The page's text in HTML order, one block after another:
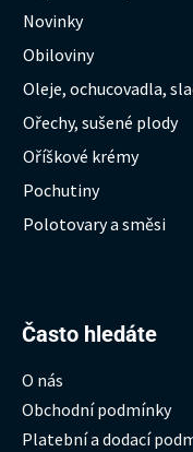
Novinky
Obiloviny
Oleje, ochucovadla,
Ořechy, sušené plody
Oříškové krémy
Pochutiny
Polotovary a směsi
Často hledáte
O nás
Obchodní podmínky
Platební a dodací
Hledat: